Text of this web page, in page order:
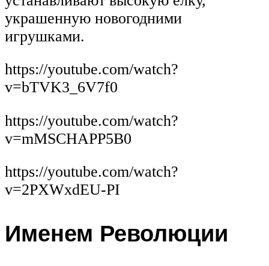
украшенную новогодними
игрушками.
https://youtube.com/watch?
v=bTVK3_6V7f0
https://youtube.com/watch?
v=mMSCHAPP5B0
https://youtube.com/watch?
v=2PXWxdEU-PI
Именем Революции